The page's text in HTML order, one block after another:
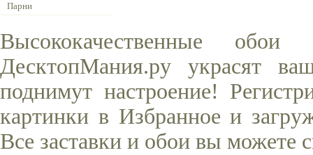
Парни
Высококачественные
ДесктопМания.ру украсят
поднимут настроение!
картинки в Избранное и
Все заставки и обои вы можете